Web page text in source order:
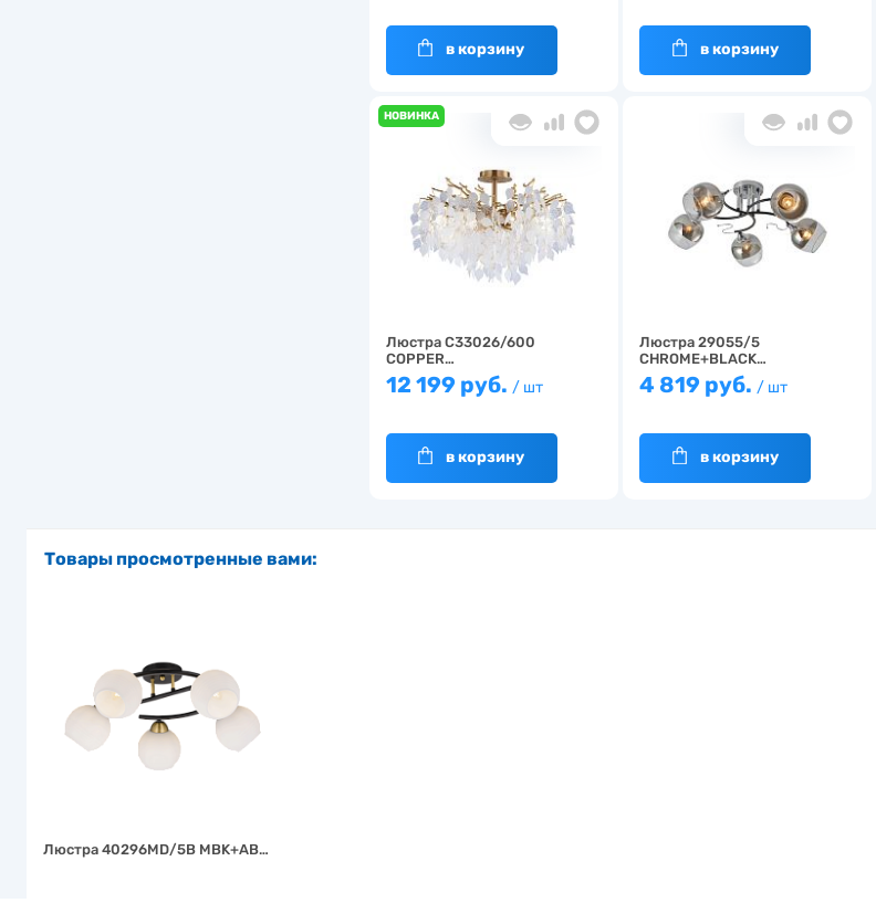
в корзину в корзину
НОВИНКА
Люстра C33026/600
COPPER…
12 199 руб. / шт
в корзину
Люстра 29055/5
CHROME+BLACK…
4 819 руб. / шт
в корзину
Товары просмотренные вами:
Люстра 40296MD/5B MBK+AB…